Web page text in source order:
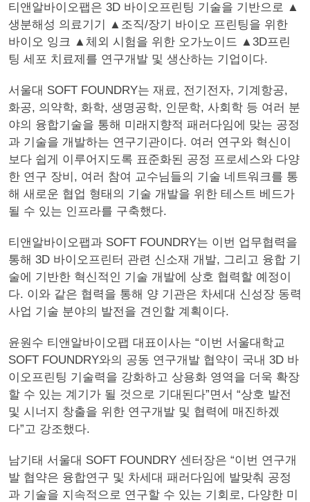
티앤알바이오팹은 3D 바이오프린팅 기술을 기반으로 ▲
생분해성 의료기기 ▲조직/장기 바이오 프린팅을 위한
바이오 잉크 ▲체외 시험을 위한 오가노이드 ▲3D프린
팅 세포 치료제를 연구개발 및 생산하는 기업이다.
서울대 SOFT FOUNDRY는 재료, 전기전자, 기계항공,
화공, 의약학, 화학, 생명공학, 인문학, 사회학 등 여러 분
야의 융합기술을 통해 미래지향적 패러다임에 맞는 공정
과 기술을 개발하는 연구기관이다. 여러 연구와 혁신이
보다 쉽게 이루어지도록 표준화된 공정 프로세스와 다양
한 연구 장비, 여러 참여 교수님들의 기술 네트워크를 통
해 새로운 협업 형태의 기술 개발을 위한 테스트 베드가
될 수 있는 인프라를 구축했다.
티앤알바이오팹과 SOFT FOUNDRY는 이번 업무협력을
통해 3D 바이오프린터 관련 신소재 개발, 그리고 융합 기
술에 기반한 혁신적인 기술 개발에 상호 협력할 예정이
다. 이와 같은 협력을 통해 양 기관은 차세대 신성장 동력
사업 기술 분야의 발전을 견인할 계획이다.
윤원수 티앤알바이오팹 대표이사는 “이번 서울대학교
SOFT FOUNDRY와의 공동 연구개발 협약이 국내 3D 바
이오프린팅 기술력을 강화하고 상용화 영역을 더욱 확장
할 수 있는 계기가 될 것으로 기대된다”면서 “상호 발전
및 시너지 창출을 위한 연구개발 및 협력에 매진하겠
다”고 강조했다.
남기태 서울대 SOFT FOUNDRY 센터장은 “이번 연구개
발 협약은 융합연구 및 차세대 패러다임에 발맞춰 공정
과 기술을 지속적으로 연구할 수 있는 기회로, 다양한 미